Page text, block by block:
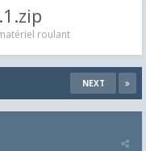
roulant
NEXT